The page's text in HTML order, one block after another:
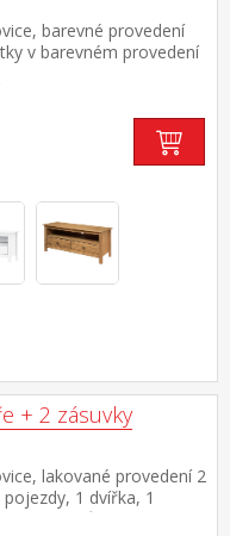
barevné provedení
v barevném provedení
s kovovými pojezdy,
+ 2 zásuvky
lakované provedení 2
1 dvířka, 1
kabelů